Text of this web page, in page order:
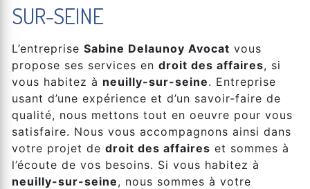
SUR-SEINE
L’entreprise Sabine Delaunoy Avocat vous
propose ses services en droit des affaires, si
vous habitez à neuilly-sur-seine. Entreprise
usant d’une expérience et d’un savoir-faire de
qualité, nous mettons tout en oeuvre pour vous
satisfaire. Nous vous accompagnons ainsi dans
votre projet de droit des affaires et sommes à
l’écoute de vos besoins. Si vous habitez à
neuilly-sur-seine, nous sommes à votre